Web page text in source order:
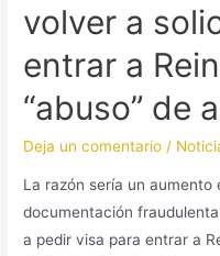
volver a
entrar a
“abuso” de
Deja un comentario /
La razón sería un aumento
documentación
a pedir visa para entrar a